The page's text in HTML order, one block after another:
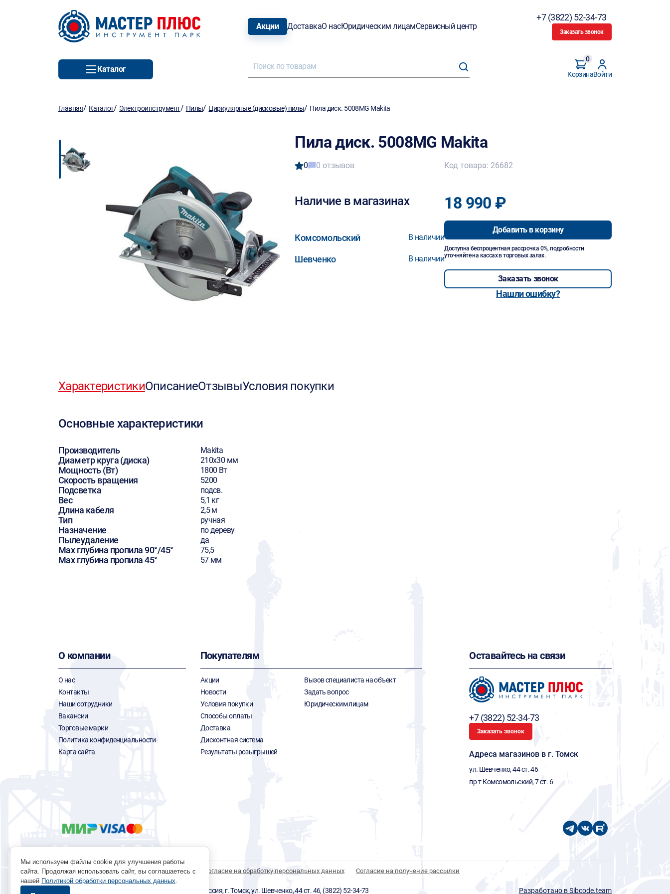
Акции ДоставкаО насЮридическим лицамСервисный центр
+7 (3822) 52-34-73
Заказать звонок
Каталог
Корзина
0
Войти
Главная/ Каталог/ Электроинструмент/ Пилы/ Циркулярные (дисковые) пилы/ Пила диск. 5008MG Makita
Пила диск. 5008MG Makita
0 0 отзывов
Наличие в магазинах
Комсомольский В наличии
Шевченко В наличии
Код товара: 26682
18 990 ₽
Добавить в корзину
Доступна беспроцентная рассрочка 0%, подробности
уточняйте на кассах в торговых залах.
Заказать звонок
Нашли ошибку?
ХарактеристикиОписаниеОтзывыУсловия покупки
Основные характеристики
Производитель Makita
Диаметр круга (диска) 210х30 мм
Мощность (Вт) 1800 Вт
Скорость вращения 5200
Подсветка подсв.
Вес 5,1 кг
Длина кабеля 2,5 м
Тип ручная
Назначение по дереву
Пылеудаление да
Max глубина пропила 90°/45° 75,5
Max глубина пропила 45° 57 мм
О компании
О нас
Контакты
Наши сотрудники
Вакансии
Торговые марки
Политика конфиденциальности
Карта сайта
Покупателям
Акции
Новости
Условия покупки
Способы оплаты
Доставка
Дисконтная система
Результаты розыгрышей
Вызов специалиста на объект
Задать вопрос
Юридическим лицам
Оставайтесь на связи
+7 (3822) 52-34-73
Заказать звонок
Адреса магазинов в г. Томск
ул. Шевченко, 44 ст. 46
пр-т Комсомольский, 7 ст. 6
Политика обработки персональных данных Согласие на обработку персональных данных Согласие на получение рассылки
© 1996 - 2026 инструмент парк «Мастер Плюс» Россия, г. Томск, ул. Шевченко, 44 ст. 46, (3822) 52-34-73 Разработано в Sibcode.team
Мы используем файлы cookie для улучшения работы
сайта. Продолжая использовать сайт, вы соглашаетесь с
нашей Политикой обработки персональных данных.